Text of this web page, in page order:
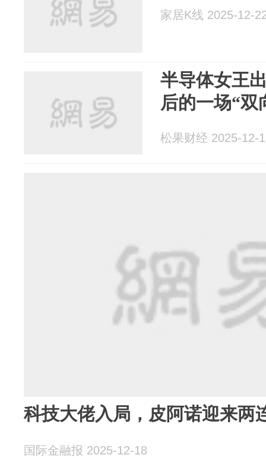
家居K线 2025-12-
半导体女王
后的一场“双
松果财经 2025-12-
科技大佬入局，皮阿诺迎来两
国际金融报 2025-12-18